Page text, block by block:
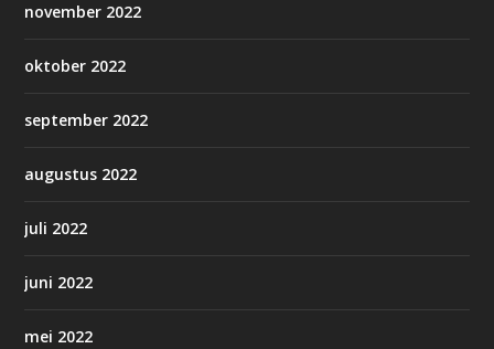
november 2022
oktober 2022
september 2022
augustus 2022
juli 2022
juni 2022
mei 2022